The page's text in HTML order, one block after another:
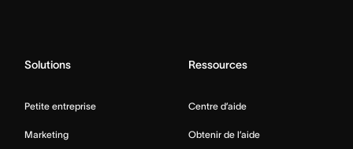
Solutions
Petite entreprise
Marketing
Ressources
Centre d’aide
Obtenir de l’aide